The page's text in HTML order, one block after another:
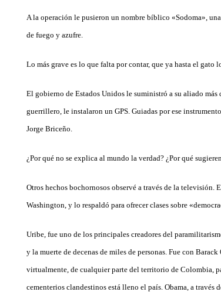
A la operación le pusieron un nombre bíblico «Sodoma»,
de fuego y azufre.
Lo más grave es lo que falta por contar, que ya hasta el
El gobierno de Estados Unidos le suministró a su aliado
guerrillero, le instalaron un GPS. Guiadas por ese
Jorge Briceño.
¿Por qué no se explica al mundo la verdad? ¿Por qué
Otros hechos bochornosos observé a través de la televisión.
Washington, y lo respaldó para ofrecer clases sobre
Uribe, fue uno de los principales creadores del
y la muerte de decenas de miles de personas. Fue con
virtualmente, de cualquier parte del territorio de Colombia,
cementerios clandestinos está lleno el país. Obama, a